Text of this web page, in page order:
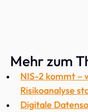
Mehr zum
NIS-2 kommt –
Risikoanalyse
Digitale